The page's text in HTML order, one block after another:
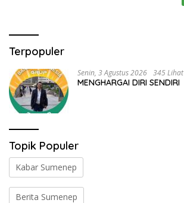
Terpopuler
Senin, 3 Agustus 2026 345 Lihat
MENGHARGAI DIRI SENDIRI
Topik Populer
Kabar Sumenep
Berita Sumenep